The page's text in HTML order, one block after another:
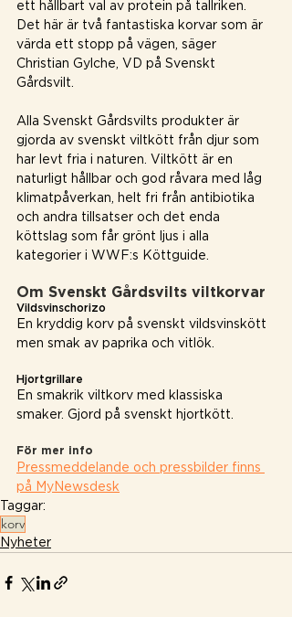
ett hållbart val av protein på tallriken.
Det här är två fantastiska korvar som är
värda ett stopp på vägen, säger
Christian Gylche, VD på Svenskt
Gårdsvilt.
Alla Svenskt Gårdsvilts produkter är
gjorda av svenskt viltkött från djur som
har levt fria i naturen. Viltkött är en
naturligt hållbar och god råvara med låg
klimatpåverkan, helt fri från antibiotika
och andra tillsatser och det enda
köttslag som får grönt ljus i alla
kategorier i WWF:s Köttguide.
Om Svenskt Gårdsvilts viltkorvar
Vildsvinschorizo
En kryddig korv på svenskt vildsvinskött
men smak av paprika och vitlök.
Hjortgrillare
En smakrik viltkorv med klassiska
smaker. Gjord på svenskt hjortkött.
För mer info
Pressmeddelande och pressbilder finns
på MyNewsdesk
Taggar:
korv
Nyheter